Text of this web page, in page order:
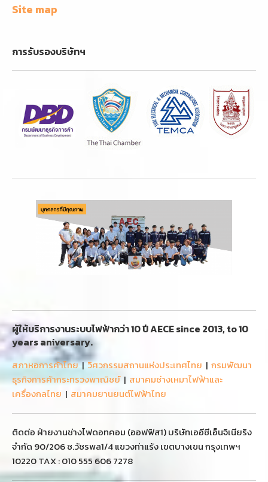
Site map
การรับรองบริษัทฯ
ผู้ให้บริการงานระบบไฟฟ้ากว่า 10 ปี AECE since 2013, to 10
years aniversary.
สภาหอการค้าไทย|วิศวกรรมสถานแห่งประเทศไทย | กรมพัฒนา
ธุรกิจการค้ากระทรวงพาณิชย์| สมาคมช่างเหมาไฟฟ้าและ
เครื่องกลไทย | สมาคมยานยนต์ไฟฟ้าไทย
ติดต่อ ฝ่ายงานช่างไฟดอทคอม (ออฟฟิส1) บริษัทเออีซีเอ็นจิเนียริง
จำกัด 90/206 ซ.วัชรพล1/4 แขวงท่าแร้ง เขตบางเขน กรุงเทพฯ
10220 TAX : 010 555 606 7278